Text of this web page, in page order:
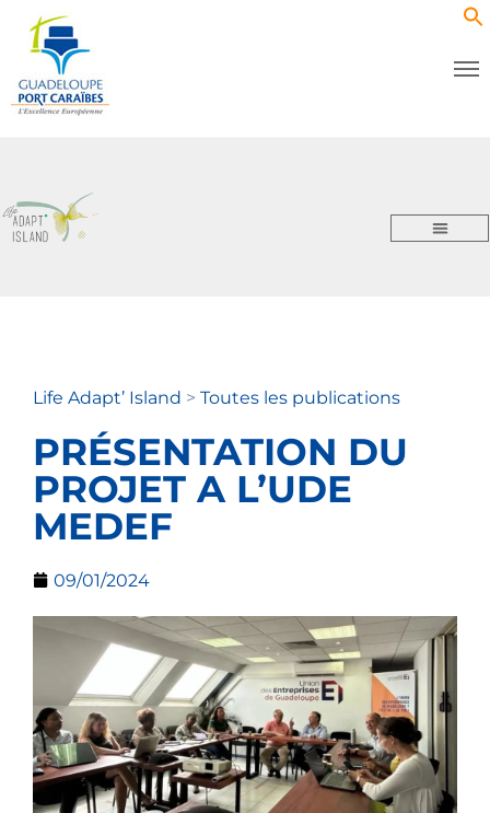
Life Adapt’ Island > Toutes les publications
PRÉSENTATION DU
PROJET A L’UDE
MEDEF
09/01/2024